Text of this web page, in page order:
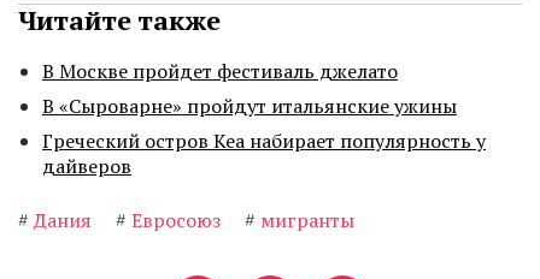
Читайте также
В Москве пройдет фестиваль джелато
В «Сыроварне» пройдут итальянские ужины
Греческий остров Кеа набирает популярность у
дайверов
# Дания # Евросоюз # мигранты